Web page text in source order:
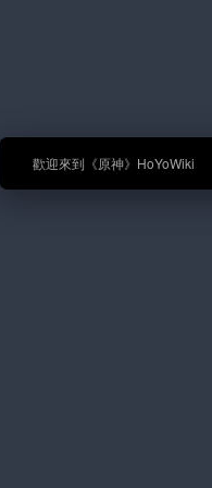
🎉 歡迎來到《原神》HoYoWiki